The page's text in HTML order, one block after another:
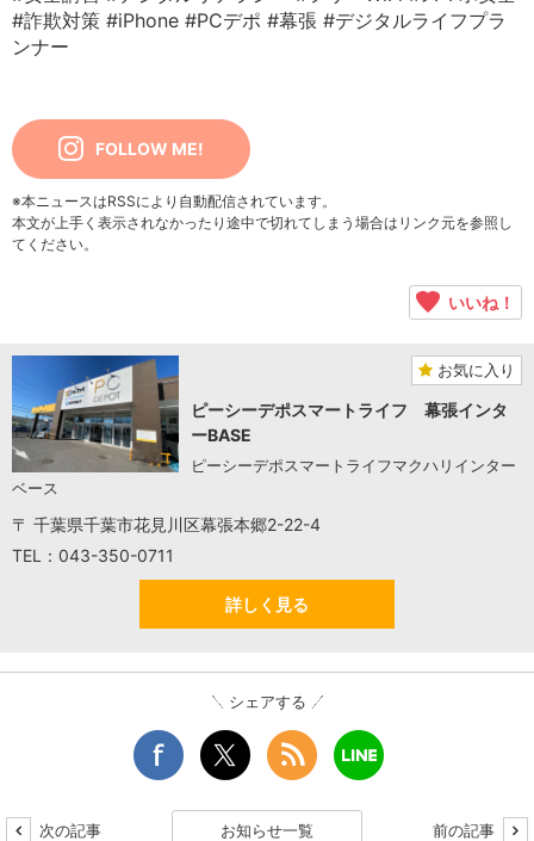
#詐欺対策 #iPhone #PCデポ #幕張 #デジタルライフプラ
ンナー
FOLLOW ME!
※本ニュースはRSSにより自動配信されています。
本文が上手く表示されなかったり途中で切れてしまう場合はリンク元を参照し
てください。
いいね！
お気に入り
ピーシーデポスマートライフ 幕張インタ
ーBASE
ピーシーデポスマートライフマクハリインター
ベース
〒 千葉県千葉市花見川区幕張本郷2-22-4
TEL：043-350-0711
詳しく見る
シェアする
次の記事 お知らせ一覧 前の記事